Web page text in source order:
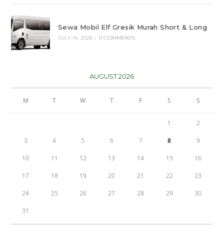
Sewa Mobil Elf Gresik Murah Short & Long
JULY 14, 2026 / 0 COMMENTS
AUGUST 2026
M T W T F S S
1 2
3 4 5 6 7 8 9
10 11 12 13 14 15 16
17 18 19 20 21 22 23
24 25 26 27 28 29 30
31